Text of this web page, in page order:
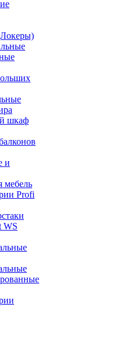
шкаф
и
мебель
Profi
WS